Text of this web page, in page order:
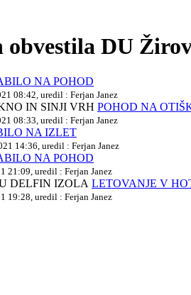
obvestila DU
NA POHOD
08:42, uredil : Ferjan Janez
POHOD NA
08:33, uredil : Ferjan Janez
NA IZLET
14:36, uredil : Ferjan Janez
NA POHOD
21:09, uredil : Ferjan Janez
LETOVANJE V
19:28, uredil : Ferjan Janez